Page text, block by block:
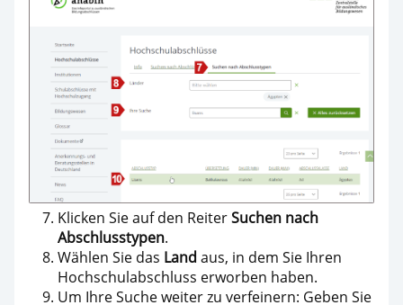
Klicken Sie auf den ReiterSuchen nach
Abschlusstypen.
Wählen Sie das Land aus, in dem Sie Ihren
Hochschulabschluss erworben haben.
Um Ihre Suche weiter zu verfeinern: Geben Sie